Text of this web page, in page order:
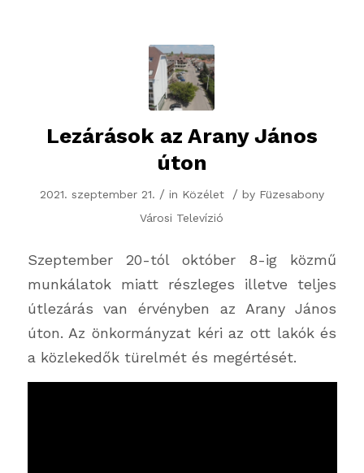
Lezárások az Arany János
úton
2021. szeptember 21. / in Közélet / by Füzesabony
Városi Televízió
Szeptember 20-tól október 8-ig közmű
munkálatok miatt részleges illetve teljes
útlezárás van érvényben az Arany János
úton. Az önkormányzat kéri az ott lakók és
a közlekedők türelmét és megértését.